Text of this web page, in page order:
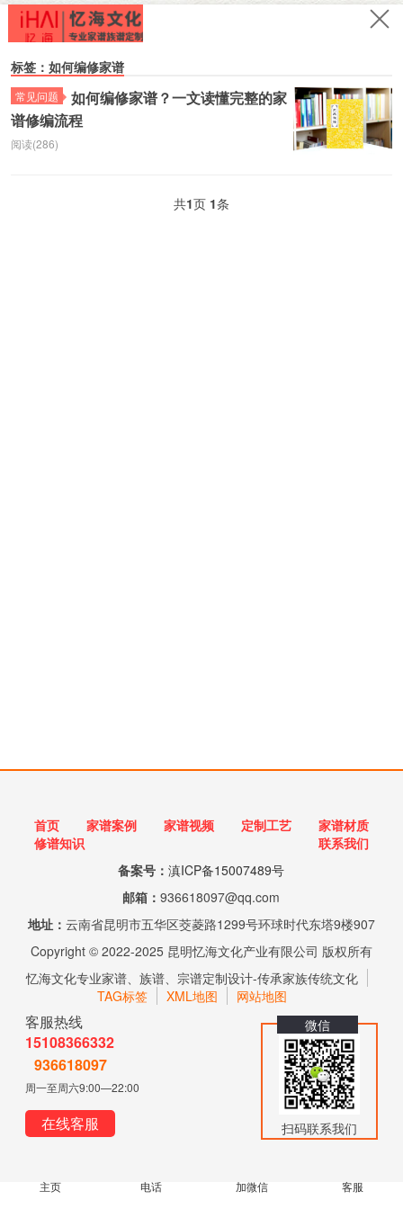
标签：如何编修家谱
常见问题
如何编修家谱？一文读懂完整的家
谱修编流程
阅读(286)
共1页 1条
首页 家谱案例 家谱视频 定制工艺
家谱材质
修谱知识
联系我们
备案号：滇ICP备15007489号
邮箱：936618097@qq.com
地址： 云南省昆明市五华区茭菱路1299号环球时代东塔9楼907
Copyright © 2022-2025 昆明忆海文化产业有限公司 版权所有
忆海文化专业家谱、族谱、宗谱定制设计-传承家族传统文化
TAG标签
XML地图 网站地图
客服热线
15108366332
936618097
周一至周六9:00—22:00
在线客服
微信
扫码联系我们
主页 电话 加微信 客服